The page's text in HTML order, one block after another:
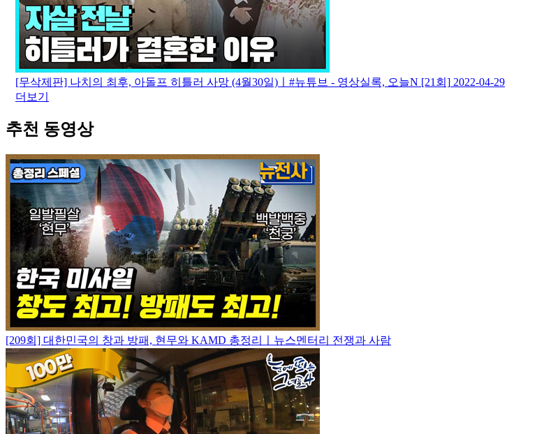
[무삭제판] 나치의 최후, 아돌프 히틀러 사망 (4월30일)ㅣ#뉴튜브 - 영상실록, 오늘N [21회] 2022-04-29
더보기
추천 동영상
[209회] 대한민국의 창과 방패, 현무와 KAMD 총정리ㅣ뉴스멘터리 전쟁과 사람